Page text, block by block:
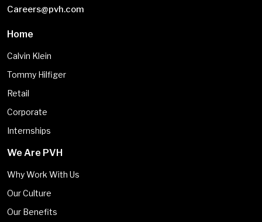
Careers@pvh.com
Home
Calvin Klein
Tommy Hilfiger
Retail
Corporate
Internships
We Are PVH
Why Work With Us
Our Culture
Our Benefits